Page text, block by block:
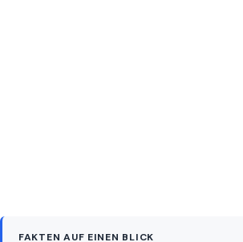
FAKTEN AUF EINEN BLICK